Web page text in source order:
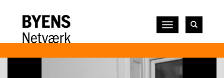
Vis
navigation